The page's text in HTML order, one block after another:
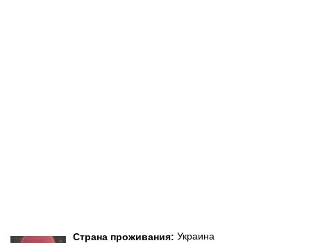
Страна проживания: Украина